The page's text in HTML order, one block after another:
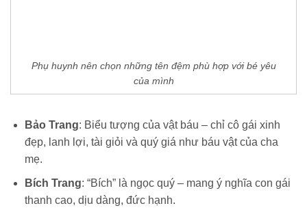
Phụ huynh nên chọn những tên đệm phù hợp với bé yêu
của mình
Bảo Trang: Biểu tượng của vật báu – chỉ cô gái xinh
đẹp, lanh lợi, tài giỏi và quý giá như báu vật của cha
mẹ.
Bích Trang: “Bích” là ngọc quý – mang ý nghĩa con gái
thanh cao, dịu dàng, đức hạnh.